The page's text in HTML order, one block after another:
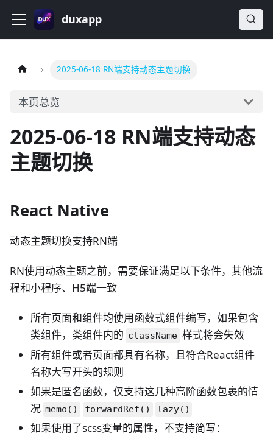
duxapp
2025-06-18 RN端支持动态主题切换
本页总览
2025-06-18 RN端支持动态
主题切换
React Native
动态主题切换支持RN端
RN使用动态主题之前，需要保证满足以下条件，其他流
程和小程序、H5端一致
所有页面和组件均使用函数式组件编写，如果包含
类组件，类组件内的 className 样式将会失效
所有组件或者页面都具有名称，且符合React组件
名称大写开头的规则
如果是匿名函数，仅支持这几种高阶函数包裹的情
况 memo() forwardRef() lazy()
如果使用了scss变量的属性，不支持简写：